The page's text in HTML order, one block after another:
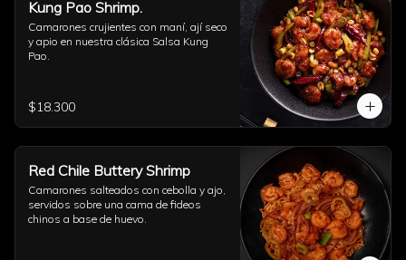
Kung Pao Shrimp.
Camarones crujientes con maní, ají seco
y apio en nuestra clásica Salsa Kung
Pao.
$18.300
Red Chile Buttery Shrimp
Camarones salteados con cebolla y ajo,
servidos sobre una cama de fideos
chinos a base de huevo.